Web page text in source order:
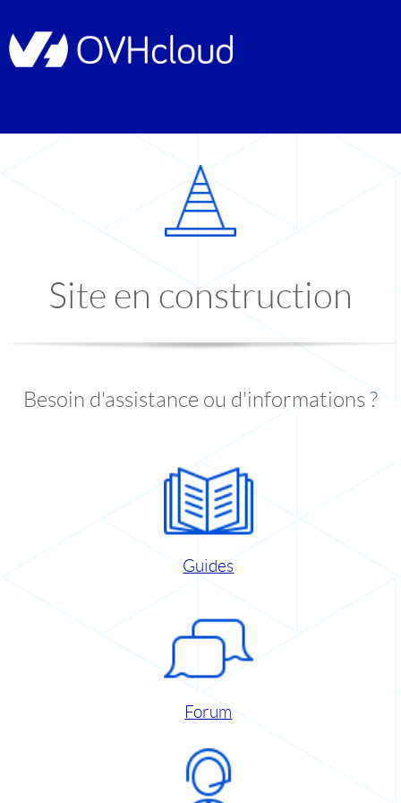
Site en construction
Besoin d'assistance ou d'informations ?
Guides
Forum